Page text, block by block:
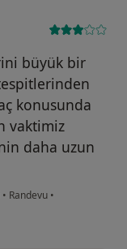
büyük bir
konusunda
vaktimiz
daha uzun
• Randevu •